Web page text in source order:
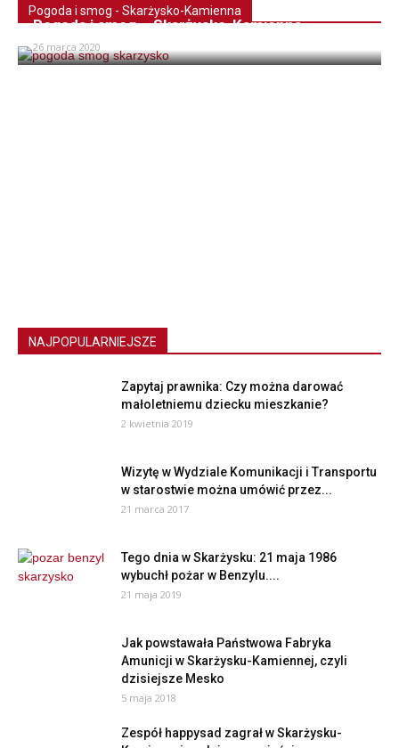
Pogoda i smog - Skarżysko-Kamienna
Pogoda i smog – Skarżysko-Kamienna
26 marca 2020
NAJPOPULARNIEJSZE
Zapytaj prawnika: Czy można darować
małoletniemu dziecku mieszkanie?
2 kwietnia 2019
Wizytę w Wydziale Komunikacji i Transportu
w starostwie można umówić przez...
21 marca 2017
Tego dnia w Skarżysku: 21 maja 1986
wybuchł pożar w Benzylu....
21 maja 2019
Jak powstawała Państwowa Fabryka
Amunicji w Skarżysku-Kamiennej, czyli
dzisiejsze Mesko
5 maja 2018
Zespół happysad zagrał w Skarżysku-